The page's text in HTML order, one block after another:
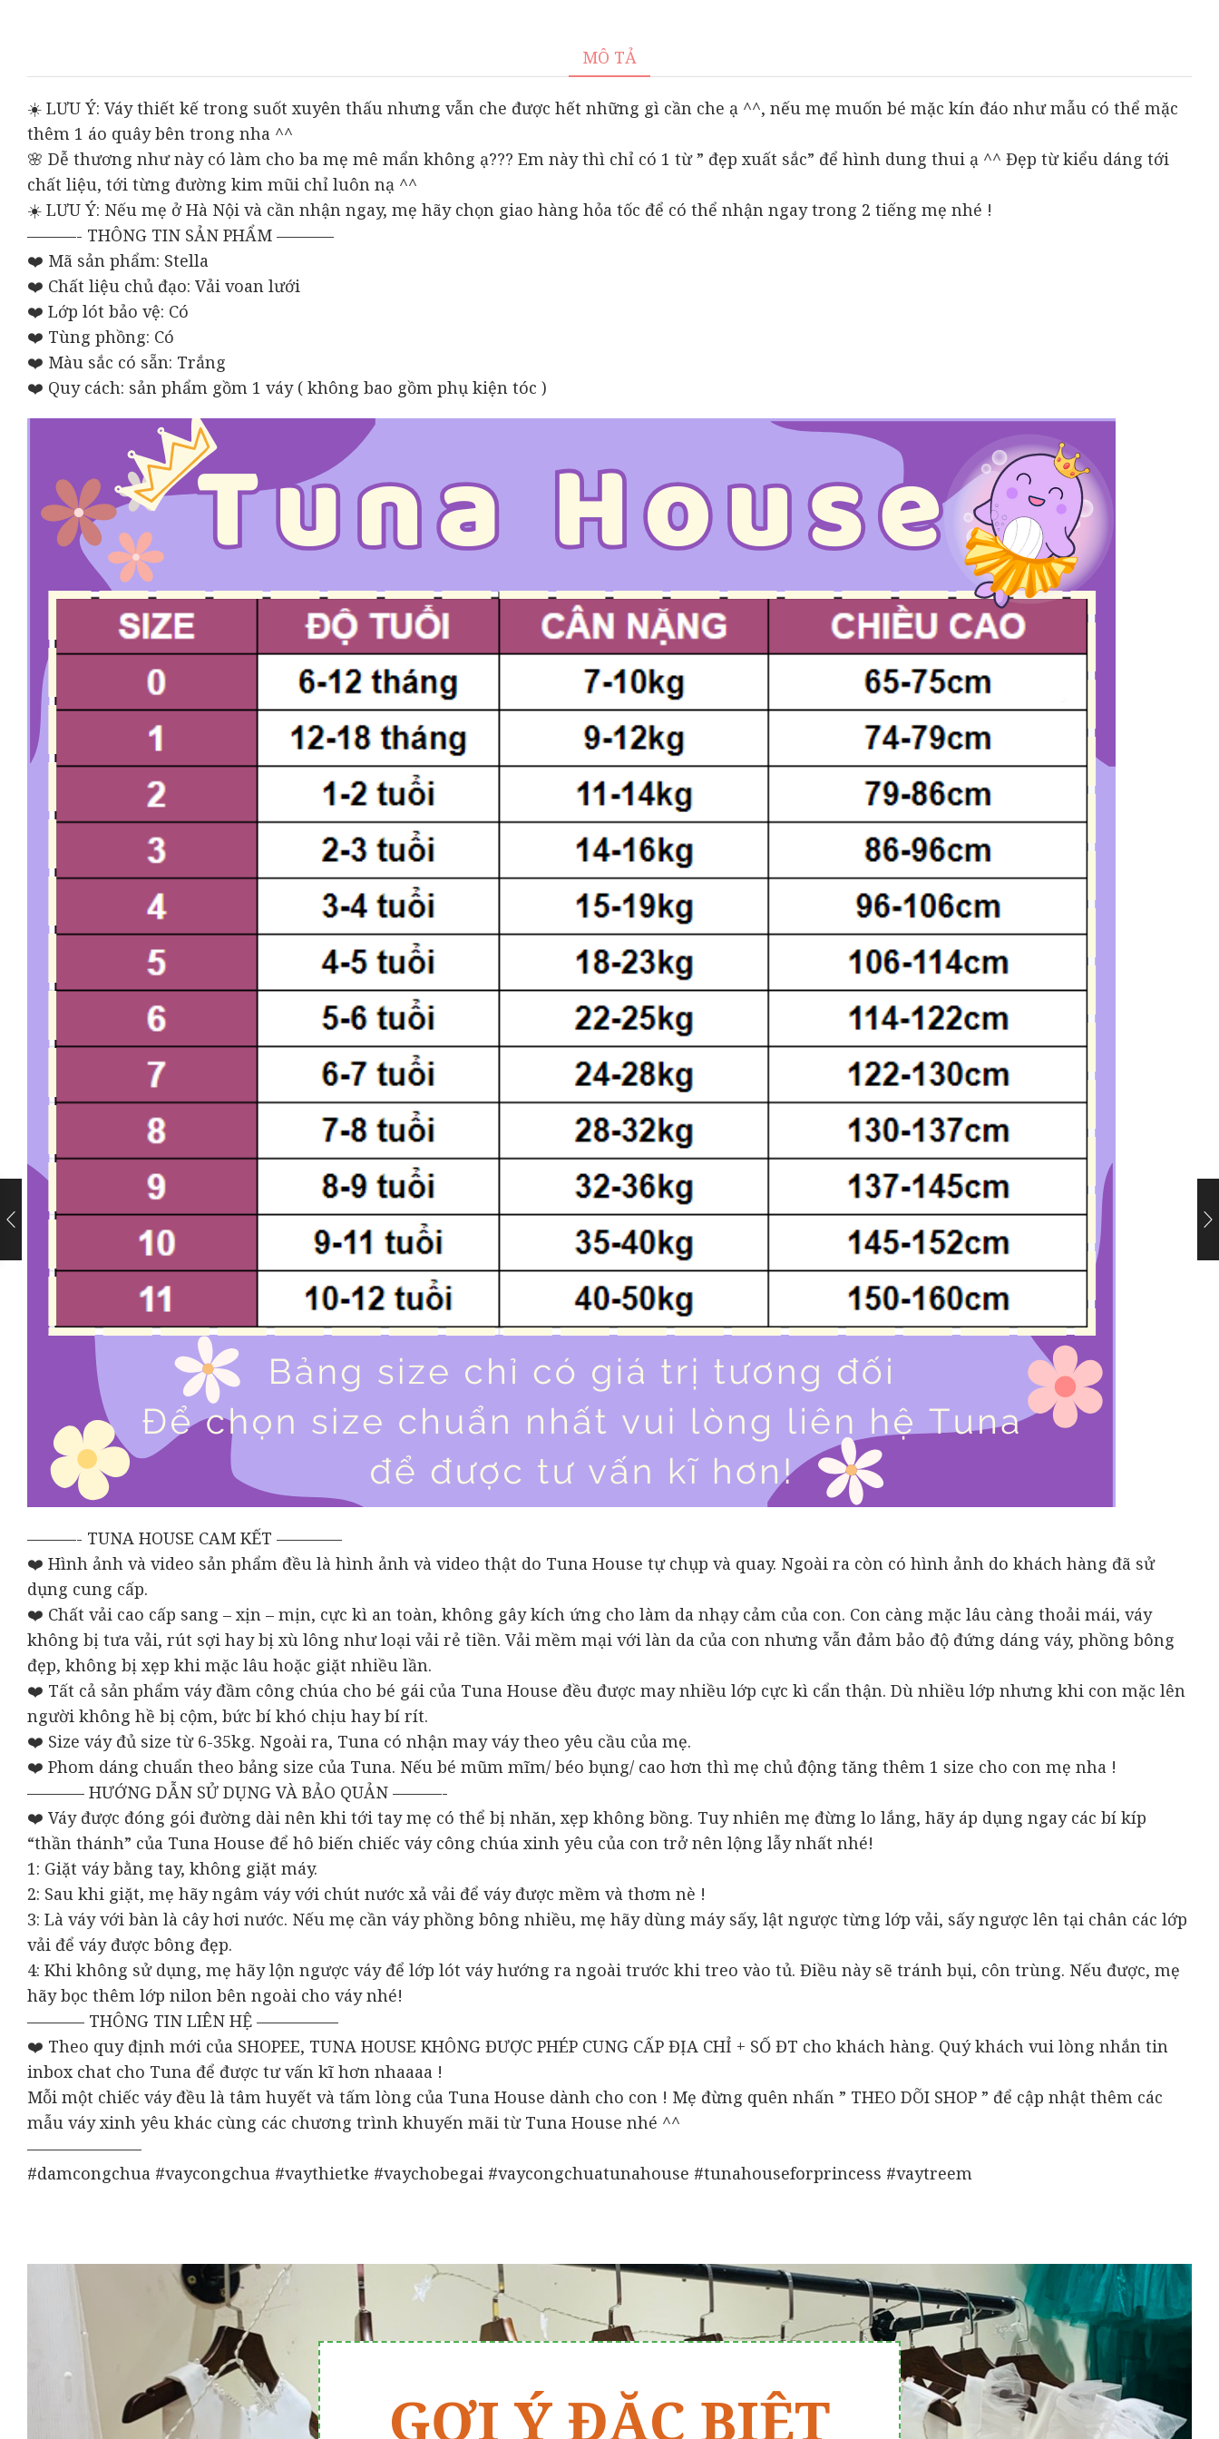
cho
bé
gái
hoa
suốt
lượng
MÔ TẢ
☀️ LƯU Ý: Váy thiết kế trong suốt xuyên thấu nhưng vẫn che được hết những gì cần che ạ ^^, nếu mẹ muốn bé mặc kín đáo như mẫu có thể mặc
thêm 1 áo quây bên trong nha ^^
🌸 Dễ thương như này có làm cho ba mẹ mê mẩn không ạ??? Em này thì chỉ có 1 từ ” đẹp xuất sắc” để hình dung thui ạ ^^ Đẹp từ kiểu dáng tới
chất liệu, tới từng đường kim mũi chỉ luôn nạ ^^
☀️ LƯU Ý: Nếu mẹ ở Hà Nội và cần nhận ngay, mẹ hãy chọn giao hàng hỏa tốc để có thể nhận ngay trong 2 tiếng mẹ nhé !
———- THÔNG TIN SẢN PHẨM ———–
❤️ Mã sản phẩm: Stella
❤️ Chất liệu chủ đạo: Vải voan lưới
❤️ Lớp lót bảo vệ: Có
❤️ Tùng phồng: Có
❤️ Màu sắc có sẵn: Trắng
❤️ Quy cách: sản phẩm gồm 1 váy ( không bao gồm phụ kiện tóc )
———- TUNA HOUSE CAM KẾT ————
❤️ Hình ảnh và video sản phẩm đều là hình ảnh và video thật do Tuna House tự chụp và quay. Ngoài ra còn có hình ảnh do khách hàng đã sử
dụng cung cấp.
❤️ Chất vải cao cấp sang – xịn – mịn, cực kì an toàn, không gây kích ứng cho làm da nhạy cảm của con. Con càng mặc lâu càng thoải mái, váy
không bị tưa vải, rút sợi hay bị xù lông như loại vải rẻ tiền. Vải mềm mại với làn da của con nhưng vẫn đảm bảo độ đứng dáng váy, phồng bông
đẹp, không bị xẹp khi mặc lâu hoặc giặt nhiều lần.
❤️ Tất cả sản phẩm váy đầm công chúa cho bé gái của Tuna House đều được may nhiều lớp cực kì cẩn thận. Dù nhiều lớp nhưng khi con mặc lên
người không hề bị cộm, bức bí khó chịu hay bí rít.
❤️ Size váy đủ size từ 6-35kg. Ngoài ra, Tuna có nhận may váy theo yêu cầu của mẹ.
❤️ Phom dáng chuẩn theo bảng size của Tuna. Nếu bé mũm mĩm/ béo bụng/ cao hơn thì mẹ chủ động tăng thêm 1 size cho con mẹ nha !
———– HƯỚNG DẪN SỬ DỤNG VÀ BẢO QUẢN ———-
❤️ Váy được đóng gói đường dài nên khi tới tay mẹ có thể bị nhăn, xẹp không bồng. Tuy nhiên mẹ đừng lo lắng, hãy áp dụng ngay các bí kíp
“thần thánh” của Tuna House để hô biến chiếc váy công chúa xinh yêu của con trở nên lộng lẫy nhất nhé!
1: Giặt váy bằng tay, không giặt máy.
2: Sau khi giặt, mẹ hãy ngâm váy với chút nước xả vải để váy được mềm và thơm nè !
3: Là váy với bàn là cây hơi nước. Nếu mẹ cần váy phồng bông nhiều, mẹ hãy dùng máy sấy, lật ngược từng lớp vải, sấy ngược lên tại chân các lớp
vải để váy được bông đẹp.
4: Khi không sử dụng, mẹ hãy lộn ngược váy để lớp lót váy hướng ra ngoài trước khi treo vào tủ. Điều này sẽ tránh bụi, côn trùng. Nếu được, mẹ
hãy bọc thêm lớp nilon bên ngoài cho váy nhé!
———– THÔNG TIN LIÊN HỆ —————
❤️ Theo quy định mới của SHOPEE, TUNA HOUSE KHÔNG ĐƯỢC PHÉP CUNG CẤP ĐỊA CHỈ + SỐ ĐT cho khách hàng. Quý khách vui lòng nhắn tin
inbox chat cho Tuna để được tư vấn kĩ hơn nhaaaa !
Mỗi một chiếc váy đều là tâm huyết và tấm lòng của Tuna House dành cho con ! Mẹ đừng quên nhấn ” THEO DÕI SHOP ” để cập nhật thêm các
mẫu váy xinh yêu khác cùng các chương trình khuyến mãi từ Tuna House nhé ^^
———————
#damcongchua #vaycongchua #vaythietke #vaychobegai #vaycongchuatunahouse #tunahouseforprincess #vaytreem
GỢI Ý ĐẶC BIỆT